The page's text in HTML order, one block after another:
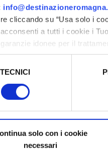
cliccando su “Usa solo i
a tutti i cookie i
idonee per il
a Tutela dei navigatori, che
TECNICI
solo con i cookie
necessari